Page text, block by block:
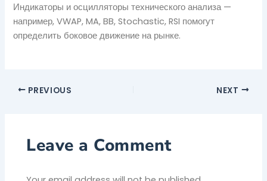
Индикаторы и осцилляторы технического анализа —
например, VWAP, MA, BB, Stochastic, RSI помогут
определить боковое движение на рынке.
PREVIOUS NEXT
Leave a Comment